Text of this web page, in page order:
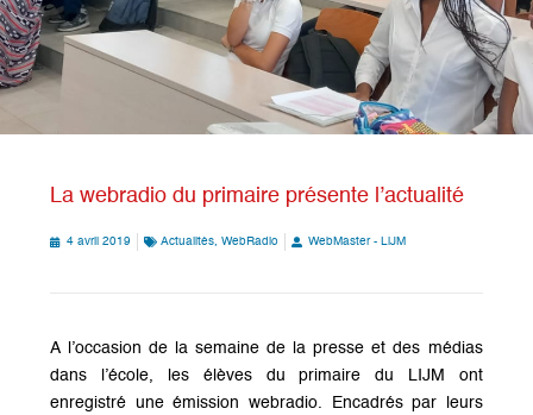
La webradio du primaire présente l’actualité
4 avril 2019 Actualités,WebRadio WebMaster - LiJM
A l’occasion de la semaine de la presse et des médias
dans l’école, les élèves du primaire du LIJM ont
enregistré une émission webradio. Encadrés par leurs